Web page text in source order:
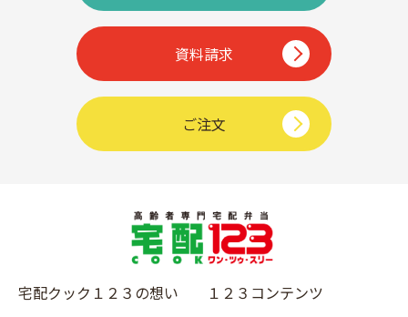
資料請求
ご注文
宅配クック１２３の想い
１２３コンテンツ